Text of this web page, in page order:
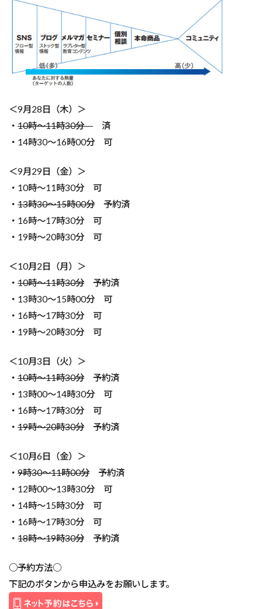
＜9月28日（木）＞
・ 10時～11時30分 済
・14時30～16時00分 可
＜9月29日（金）＞
・10時～11時30分 可
・ 13時30～15時00分 予約済
・16時～17時30分 可
・19時～20時30分 可
＜10月2日（月）＞
・ 10時～11時30分 予約済
・13時30～15時00分 可
・16時～17時30分 可
・19時～20時30分 可
＜10月3日（火）＞
・ 10時～11時30分 予約済
・13時00～14時30分 可
・16時～17時30分 可
・ 19時～20時30分 予約済
＜10月6日（金）＞
・ 9時30～11時00分 予約済
・12時00～13時30分 可
・14時～15時30分 可
・16時～17時30分 可
・ 18時～19時30分 予約済
○予約方法○
下記のボタンから申込みをお願いします。